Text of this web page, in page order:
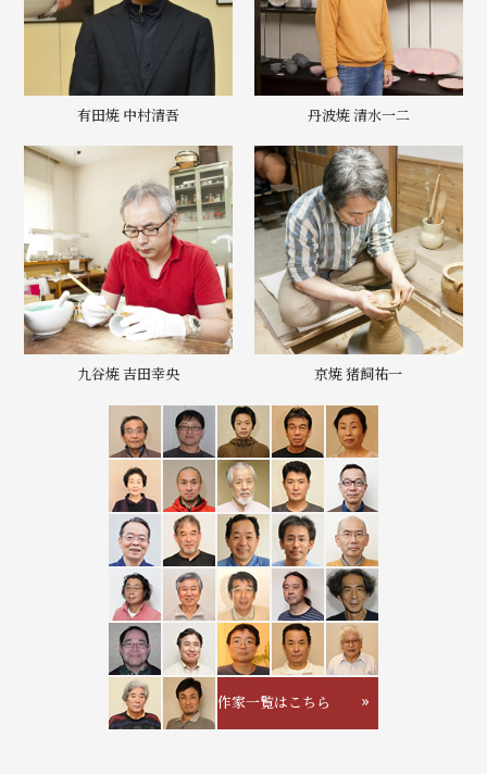
有田焼 中村清吾 丹波焼 清水一二
九谷焼 吉田幸央 京焼 猪飼祐一
作家一覧はこちら